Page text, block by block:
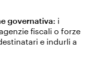
governativa: i
fiscali o forze
e indurli a